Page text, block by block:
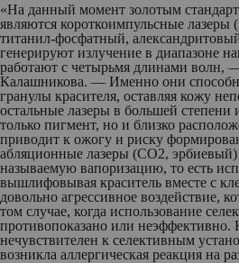
«На данный момент золотым
являются короткоимпульсные
титанил-фосфатный,
генерируют излучение в диапазоне
работают с четырьмя длинами волн,
Калашникова. — Именно они
гранулы красителя, оставляя кожу
остальные лазеры в большей степени
только пигмент, но и близко
приводит к ожогу и риску
абляционные лазеры (СО2, эрбиевый)
называемую вапоризацию, то есть
вышлифовывая краситель вместе с
довольно агрессивное воздействие,
том случае, когда использование
противопоказано или неэффективно.
нечувствителен к селективным
возникла аллергическая реакция на